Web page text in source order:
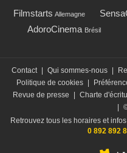
Filmstarts Allemagne
AdoroCinema Brésil
Contact Qui sommes-nous
Politique de cookies
Revue de presse
Charte
Retrouvez tous les horaires et
0 892 892